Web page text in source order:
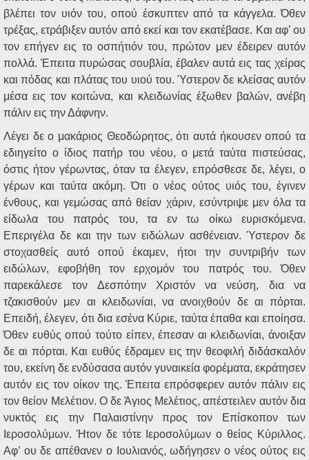
βλέπει τον υιόν του, οπού έσκυπτεν από τα κάγγελα. Όθεν
τρέξας, ετράβιξεν αυτόν από εκεί και τον εκατέβασε. Και αφ’ ου
τον επήγεν εις το οσπήτιόν του, πρώτον μεν έδειρεν αυτόν
πολλά. Έπειτα πυρώσας σουβλία, έβαλεν αυτά εις τας χείρας
και πόδας και πλάτας του υιού του. Ύστερον δε κλείσας αυτόν
μέσα εις τον κοιτώνα, και κλειδωνίας έξωθεν βαλών, ανέβη
πάλιν εις την Δάφνην.
Λέγει δε ο μακάριος Θεοδώρητος, ότι αυτά ήκουσεν οπού τα
εδιηγείτο ο ίδιος πατήρ του νέου, ο μετά ταύτα πιστεύσας,
όστις ήτον γέρωντας, όταν τα έλεγεν, επρόσθεσε δε, λέγει, ο
γέρων και ταύτα ακόμη. Ότι ο νέος ούτος υιός του, έγινεν
ένθους, και γεμώσας από θείαν χάριν, εσύντριψε μεν όλα τα
είδωλα του πατρός του, τα εν τω οίκω ευρισκόμενα.
Επεριγέλα δε και την των ειδώλων ασθένειαν. Ύστερον δε
στοχασθείς αυτό οπού έκαμεν, ήτοι την συντριβήν των
ειδώλων, εφοβήθη τον ερχομόν του πατρός του. Όθεν
παρεκάλεσε τον Δεσπότην Χριστόν να νεύση, δια να
τζακισθούν μεν αι κλειδωνίαι, να ανοιχθούν δε αι πόρται.
Επειδή, έλεγεν, ότι δια εσένα Κύριε, ταύτα έπαθα και εποίησα.
Όθεν ευθύς οπού τούτο είπεν, έπεσαν αι κλειδωνίαι, άνοιξαν
δε αι πόρται. Και ευθύς έδραμεν εις την θεοφιλή διδάσκαλόν
του, εκείνη δε ενδύσασα αυτόν γυναικεία φορέματα, εκράτησεν
αυτόν εις τον οίκον της. Έπειτα επρόσφερεν αυτόν πάλιν εις
τον θείον Μελέτιον. Ο δε Άγιος Μελέτιος, απέστειλεν αυτόν δια
νυκτός εις την Παλαιστίνην προς τον Επίσκοπον των
Ιεροσολύμων. Ήτον δε τότε Ιεροσολύμων ο θείος Κύριλλος.
Αφ’ ου δε απέθανεν ο Ιουλιανός, ωδήγησεν ο νέος ούτος εις